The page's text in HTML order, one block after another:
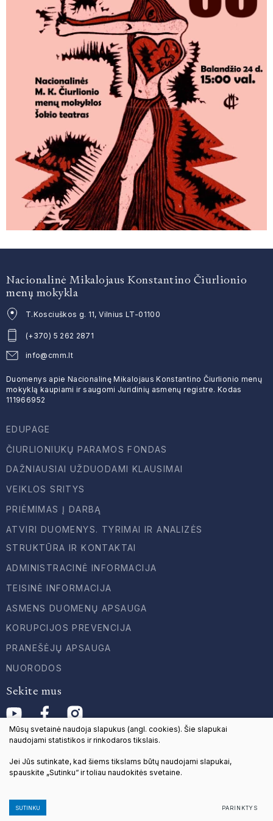
Nacionalinė Mikalojaus Konstantino Čiurlionio
menų mokykla
T.Kosciuškos g. 11, Vilnius LT-01100
(+370) 5 262 2871
info@cmm.lt
Duomenys apie Nacionalinę Mikalojaus Konstantino Čiurlionio menų
mokyklą kaupiami ir saugomi Juridinių asmenų registre. Kodas
111966952
EDUPAGE
ČIURLIONIUKŲ PARAMOS FONDAS
DAŽNIAUSIAI UŽDUODAMI KLAUSIMAI
VEIKLOS SRITYS
PRIĖMIMAS Į DARBĄ
ATVIRI DUOMENYS. TYRIMAI IR ANALIZĖS
STRUKTŪRA IR KONTAKTAI
ADMINISTRACINĖ INFORMACIJA
TEISINĖ INFORMACIJA
ASMENS DUOMENŲ APSAUGA
KORUPCIJOS PREVENCIJA
PRANEŠĖJŲ APSAUGA
NUORODOS
Sekite mus
© 2024 Visos teisės saugomos
Sukurta:TEXUS
Mūsų svetainė naudoja slapukus (angl. cookies). Šie slapukai
naudojami statistikos ir rinkodaros tikslais.
Jei Jūs sutinkate, kad šiems tikslams būtų naudojami slapukai,
spauskite „Sutinku“ ir toliau naudokitės svetaine.
SUTINKU PARINKTYS